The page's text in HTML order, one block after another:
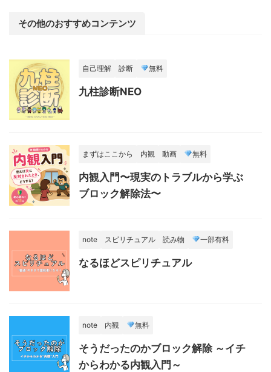
その他のおすすめコンテンツ
自己理解 診断 無料
九柱診断NEO
まずはここから 内観 動画 無料
内観入門〜現実のトラブルから学ぶ
ブロック解除法〜
note スピリチュアル 読み物 一部有料
なるほどスピリチュアル
note 内観 無料
そうだったのかブロック解除 ～イチ
からわかる内観入門～